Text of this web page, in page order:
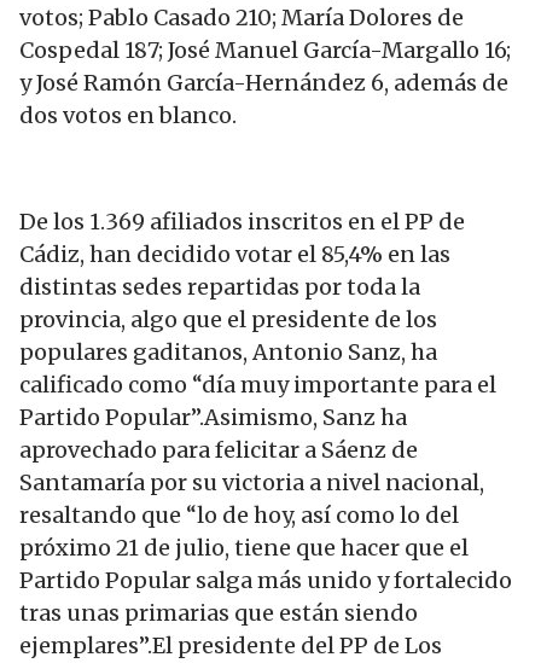
votos; Pablo Casado 210; María Dolores de
Cospedal 187; José Manuel García-Margallo 16;
y José Ramón García-Hernández 6, además de
dos votos en blanco.
De los 1.369 afiliados inscritos en el PP de
Cádiz, han decidido votar el 85,4% en las
distintas sedes repartidas por toda la
provincia, algo que el presidente de los
populares gaditanos, Antonio Sanz, ha
calificado como “día muy importante para el
Partido Popular”.Asimismo, Sanz ha
aprovechado para felicitar a Sáenz de
Santamaría por su victoria a nivel nacional,
resaltando que “lo de hoy, así como lo del
próximo 21 de julio, tiene que hacer que el
Partido Popular salga más unido y fortalecido
tras unas primarias que están siendo
ejemplares”.El presidente del PP de Los